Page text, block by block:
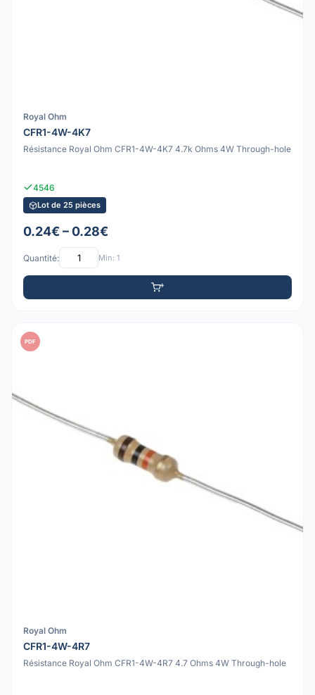
Royal Ohm
CFR1-4W-4K7
Résistance Royal Ohm CFR1-4W-4K7 4.7k Ohms 4W Through-hole
4546
Lot de 25 pièces
0.24€ – 0.28€
Quantité: Min: 1
PDF
Royal Ohm
CFR1-4W-4R7
Résistance Royal Ohm CFR1-4W-4R7 4.7 Ohms 4W Through-hole